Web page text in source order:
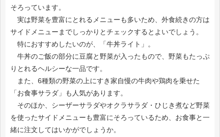
そろっています。
実は野菜を豊富にとれるメニューも多いため、外食続きの方は
サイドメニューまでしっかりとチェックするとよいでしょう。
特におすすめしたいのが、「牛丼ライト」。
牛丼のご飯の部分に豆腐と野菜が入ったもので、野菜もたっぷ
りとれるヘルシーな一品です。
また、6種類の野菜の上にすき家自慢の牛肉や鶏肉を乗せた
「お食事サラダ」も人気があります。
そのほか、シーザーサラダやオクラサラダ・ひじき煮など野菜
を使ったサイドメニューも豊富にそろっているため、お食事と一
緒に注文してはいかがでしょうか。